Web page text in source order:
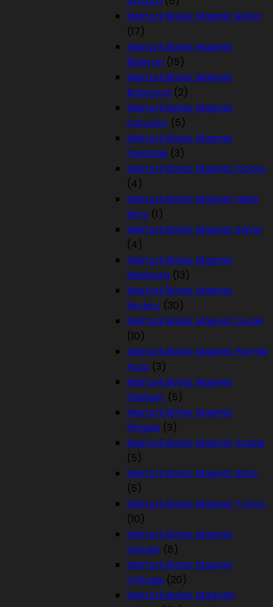
Marturii Botez Magnet Balon
(17)
Marturii Botez Magnet
Biberon (15)
Marturii Botez Magnet
Buburuza (2)
Marturii Botez Magnet
Carucior (5)
Marturii Botez Magnet
Fantezie (3)
Marturii Botez Magnet Floare
(4)
Marturii Botez Magnet Hello
Kitty (1)
Marturii Botez Magnet Inima
(4)
Marturii Botez Magnet
Masinuta (13)
Marturii Botez Magnet
Norisor (30)
Marturii Botez Magnet Ovale
(10)
Marturii Botez Magnet Permis
Auto (3)
Marturii Botez Magnet
Pestisor (5)
Marturii Botez Magnet
Pinguin (3)
Marturii Botez Magnet Puzzle
(5)
Marturii Botez Magnet Stea
(5)
Marturii Botez Magnet Tricou
(10)
Marturii Botez Magnet
Ursulet (8)
Marturii Botez Magnet
Vintage (20)
Marturii Botez Magneti